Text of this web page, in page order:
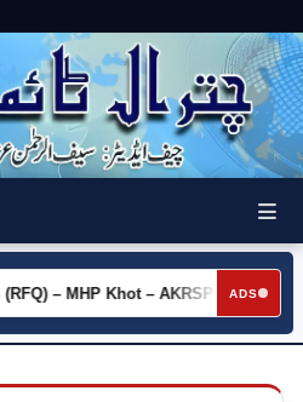
ADS
►
– MHP Khot – AKRSP